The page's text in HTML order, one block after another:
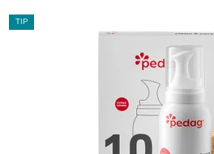
TIP